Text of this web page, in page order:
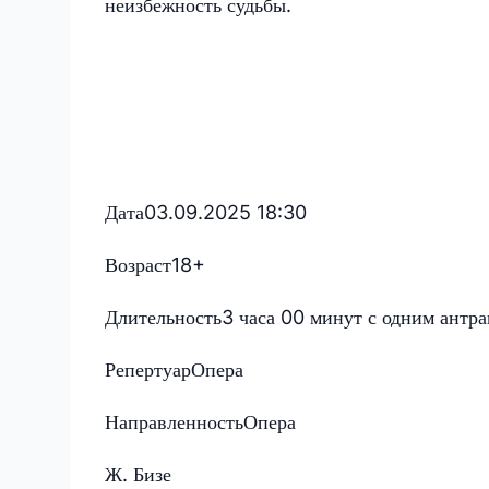
неизбежность судьбы.
Дата03.09.2025 18:30
Возраст18+
Длительность3 часа 00 минут с одним
РепертуарОпера
НаправленностьОпера
Ж. Бизе